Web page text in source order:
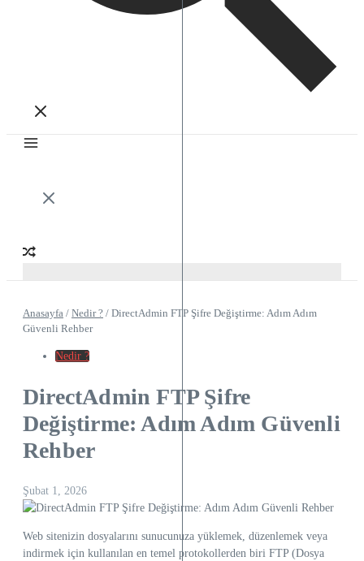
Anasayfa / Nedir ? / DirectAdmin FTP Şifre Değiştirme: Adım Adım
Güvenli Rehber
Nedir ?
DirectAdmin FTP Şifre
Değiştirme: Adım Adım Güvenli
Rehber
Şubat 1, 2026
Web sitenizin dosyalarını sunucunuza yüklemek, düzenlemek veya
indirmek için kullanılan en temel protokollerden biri FTP (Dosya